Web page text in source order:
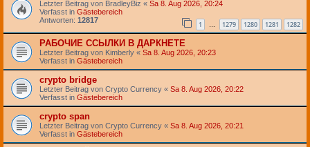
Letzter Beitrag von BradleyBiz « Sa 8. Aug 2026, 20:24
Verfasst in Gästebereich
Antworten: 12817 1 … 1279 1280 1281 1282
РАБОЧИЕ ССЫЛКИ В ДАРКНЕТЕ
Letzter Beitrag von Kimberly « Sa 8. Aug 2026, 20:23
Verfasst in Gästebereich
crypto bridge
Letzter Beitrag von Crypto Currency « Sa 8. Aug 2026, 20:22
Verfasst in Gästebereich
crypto span
Letzter Beitrag von Crypto Currency « Sa 8. Aug 2026, 20:21
Verfasst in Gästebereich